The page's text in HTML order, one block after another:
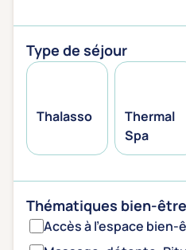
Type de séjour
Thalasso
Thermal
Spa
Thématiques bien-être
Accès à l'espace bien-